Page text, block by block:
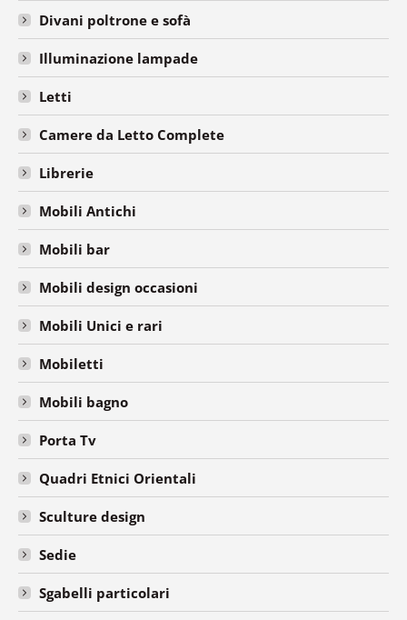
Divani poltrone e sofà
Illuminazione lampade
Letti
Camere da Letto Complete
Librerie
Mobili Antichi
Mobili bar
Mobili design occasioni
Mobili Unici e rari
Mobiletti
Mobili bagno
Porta Tv
Quadri Etnici Orientali
Sculture design
Sedie
Sgabelli particolari